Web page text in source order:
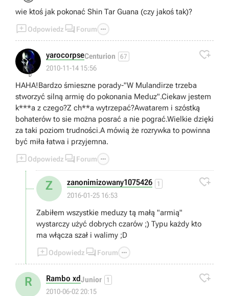
wie ktoś jak pokonać Shin Tar Guana (czy jakoś tak)?
Odpowiedz  Forum 
👎
yarocorpseCenturion 67
2010-11-14 15:56

HAHA!Bardzo śmieszne porady-"W Mulandirze trzeba
stworzyć silną armię do pokonania Meduz".Ciekaw jestem
k***a z czego?Z ch**a wytrzepać?Awatarem i szóstką
bohaterów to sie można posrać a nie pograć.Wielkie dzięki
za taki poziom trudności.A mówią że rozrywka to powinna
być miła łatwa i przyjemna.
Odpowiedz  Forum 
Z zanonimizowany1075426 1
2016-01-25 16:53

Zabiłem wszystkie meduzy tą małą "armią"
wystarczy użyć dobrych czarów ;) Typu każdy kto
ma włącza szał i walimy ;D
Odpowiedz  Forum 
R Rambo xdJunior 1
2010-06-02 20:15
